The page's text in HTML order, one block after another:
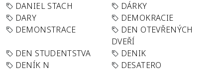
DANIEL STACH
DÁRKY
DARY
DEMOKRACIE
DEMONSTRACE
DEN OTEVŘENÝCH
DVEŘÍ
DEN STUDENTSTVA
DENIK
DENÍK N
DESATERO